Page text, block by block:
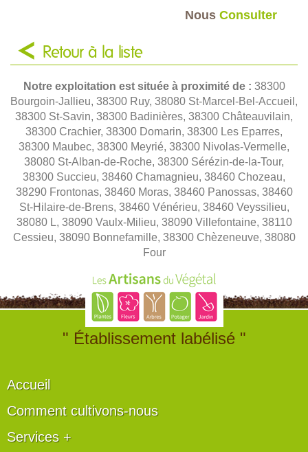
Nous Consulter
Retour à la liste
Notre exploitation est située à proximité de : 38300
Bourgoin-Jallieu, 38300 Ruy, 38080 St-Marcel-Bel-Accueil,
38300 St-Savin, 38300 Badinières, 38300 Châteauvilain,
38300 Crachier, 38300 Domarin, 38300 Les Eparres,
38300 Maubec, 38300 Meyrié, 38300 Nivolas-Vermelle,
38080 St-Alban-de-Roche, 38300 Sérézin-de-la-Tour,
38300 Succieu, 38460 Chamagnieu, 38460 Chozeau,
38290 Frontonas, 38460 Moras, 38460 Panossas, 38460
St-Hilaire-de-Brens, 38460 Vénérieu, 38460 Veyssilieu,
38080 L, 38090 Vaulx-Milieu, 38090 Villefontaine, 38110
Cessieu, 38090 Bonnefamille, 38300 Chèzeneuve, 38080
Four
" Établissement labélisé "
Accueil
Comment cultivons-nous
Services +